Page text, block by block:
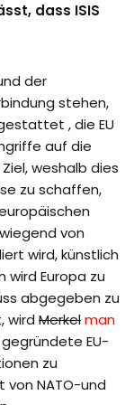
dass ISIS
der
stehen,
, die EU
auf die
weshalb dies
zu schaffen,
von
wird, künstlich
wird Europa zu
abgegeben zu
wird Merkelman
EU-
zu
NATO-und